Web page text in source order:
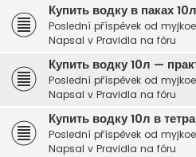
Купить водку в паках
Poslední příspěvek od
Napsal v Pravidla na fóru
Купить водку 10л —
Poslední příspěvek od
Napsal v Pravidla na fóru
Купить водку 10л в
Poslední příspěvek od
Napsal v Pravidla na fóru